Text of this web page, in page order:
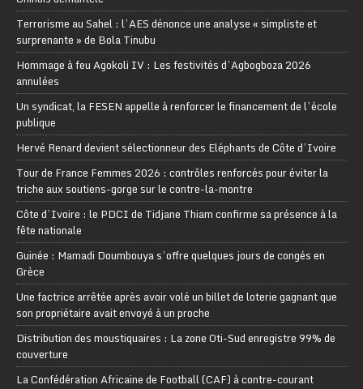
Terrorisme au Sahel : l’AES dénonce une analyse « simpliste et
surprenante » de Bola Tinubu
Hommage à feu Agokoli IV : Les festivités d’Agbogboza 2026
annulées
Un syndicat, la FESEN appelle à renforcer le financement de l’école
publique
Hervé Renard devient sélectionneur des Eléphants de Côte d’Ivoire
Tour de France Femmes 2026 : contrôles renforcés pour éviter la
triche aux soutiens-gorge sur le contre-la-montre
Côte d’Ivoire : le PDCI de Tidjane Thiam confirme sa présence à la
fête nationale
Guinée : Mamadi Doumbouya s’offre quelques jours de congés en
Grèce
Une factrice arrêtée après avoir volé un billet de loterie gagnant que
son propriétaire avait envoyé à un proche
Distribution des moustiquaires : La zone Oti-Sud enregistre 99% de
couverture
La Confédération Africaine de Football (CAF) à contre-courant